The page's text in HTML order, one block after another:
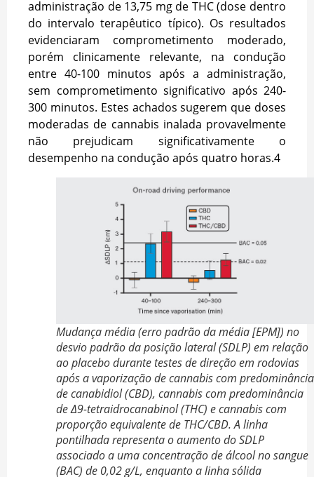
administração de 13,75 mg de THC (dose dentro
do intervalo terapêutico típico). Os resultados
evidenciaram comprometimento moderado,
porém clinicamente relevante, na condução
entre 40-100 minutos após a administração,
sem comprometimento significativo após 240-
300 minutos. Estes achados sugerem que doses
moderadas de cannabis inalada provavelmente
não prejudicam significativamente o
desempenho na condução após quatro horas.4
Mudança média (erro padrão da média [EPM]) no
desvio padrão da posição lateral (SDLP) em relação
ao placebo durante testes de direção em rodovias
após a vaporização de cannabis com predominância
de canabidiol (CBD), cannabis com predominância
de Δ9-tetraidrocanabinol (THC) e cannabis com
proporção equivalente de THC/CBD. A linha
pontilhada representa o aumento do SDLP
associado a uma concentração de álcool no sangue
(BAC) de 0,02 g/L, enquanto a linha sólida